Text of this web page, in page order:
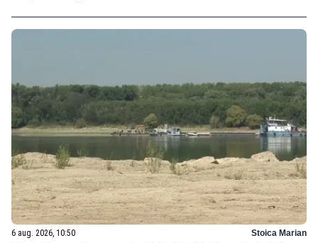
6 aug. 2026, 10:50 Stoica Marian